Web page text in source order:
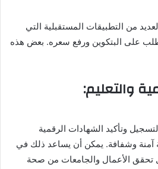
من التطبيقات المستقبلية التي
على البتكوين ورفع سعره. بعض هذه
وتأكيد الشهادات الرقمية
آمنة وشفافة. يمكن أن يساعد ذلك في
تحقق الأعمال والجامعات من صحة